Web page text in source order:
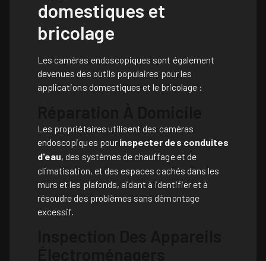
domestiques et
bricolage
Les caméras endoscopiques sont également
devenues des outils populaires pour les
applications domestiques et le bricolage :
Les propriétaires utilisent des caméras
endoscopiques pour inspecter des conduites
d'eau, des systèmes de chauffage et de
climatisation, et des espaces cachés dans les
murs et les plafonds, aidant à identifier et à
résoudre des problèmes sans démontage
excessif.